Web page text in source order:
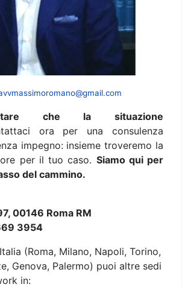
che la situazione
ora per una consulenza
impegno: insieme troveremo la
per il tuo caso. Siamo qui per
del cammino.
00146 Roma RM
3954
(Roma, Milano, Napoli, Torino,
Genova, Palermo) puoi altre sedi
in: